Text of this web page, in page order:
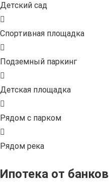
Детский сад
Спортивная площадка
Подземный паркинг
Детская площадка
Рядом с парком
Рядом река
Ипотека от банков